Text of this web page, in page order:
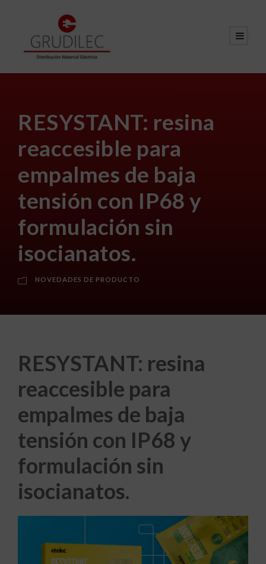
RESYSTANT: resina
reaccesible para
empalmes de baja
tensión con IP68 y
formulación sin
isocianatos.
NOVEDADES DE PRODUCTO
RESYSTANT: resina
reaccesible para
empalmes de baja
tensión con IP68 y
formulación sin
isocianatos.